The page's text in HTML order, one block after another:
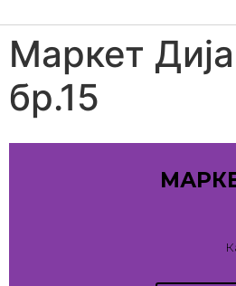
Маркет
бр.15